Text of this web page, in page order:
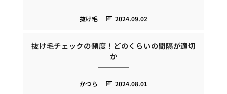
2024.09.02
抜け毛
抜け毛チェックの頻度！どのくらいの間隔が適切
か
2024.08.01
かつら